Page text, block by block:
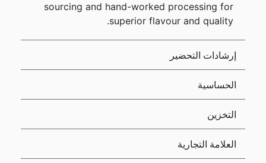
sourcing and hand-worked processing for
superior flavour and quality.
إرشادات التحضير
الحساسية
التخزين
العلامة التجارية